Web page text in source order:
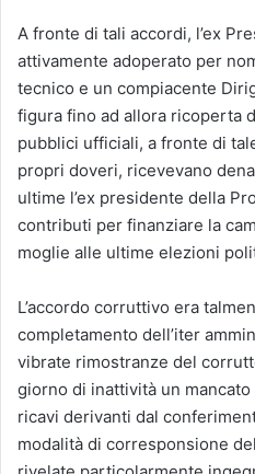
A fronte di tali accordi, l’ex
attivamente adoperato per
tecnico e un compiacente
figura fino ad allora ricoperta
pubblici ufficiali, a fronte di
propri doveri, ricevevano
ultime l’ex presidente della
contributi per finanziare la
moglie alle ultime elezioni
L’accordo corruttivo era
completamento dell’iter
vibrate rimostranze del
giorno di inattività un
ricavi derivanti dal
modalità di corresponsione